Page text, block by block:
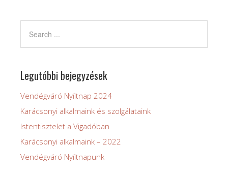
Legutóbbi bejegyzések
Vendégváró Nyíltnap 2024
Karácsonyi alkalmaink és szolgálataink
Istentisztelet a Vigadóban
Karácsonyi alkalmaink – 2022
Vendégváró Nyíltnapunk